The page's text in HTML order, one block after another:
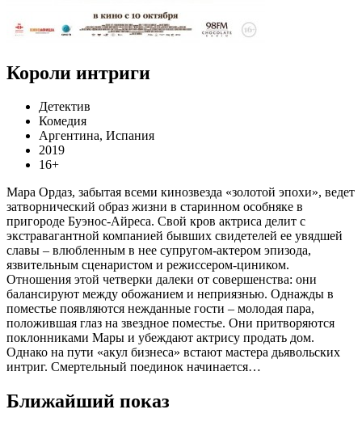
Короли интриги
Детектив
Комедия
Аргентина, Испания
2019
16+
Мара Ордаз, забытая всеми кинозвезда «золотой эпохи», ведет
затворнический образ жизни в старинном особняке в
пригороде Буэнос-Айреса. Свой кров актриса делит с
экстравагантной компанией бывших свидетелей ее увядшей
славы – влюбленным в нее супругом-актером эпизода,
язвительным сценаристом и режиссером-циником.
Отношения этой четверки далеки от совершенства: они
балансируют между обожанием и неприязнью. Однажды в
поместье появляются нежданные гости – молодая пара,
положившая глаз на звездное поместье. Они притворяются
поклонниками Мары и убеждают актрису продать дом.
Однако на пути «акул бизнеса» встают мастера дьявольских
интриг. Смертельный поединок начинается…
Ближайший показ